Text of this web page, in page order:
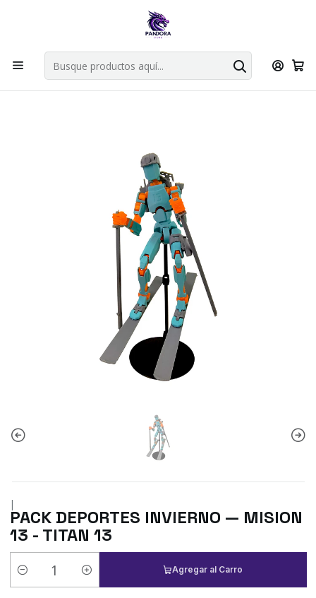
Por compras en cartas singles superiores a 49.990 el envio es
Explorar singles
Inicio Fabrica Pandora Store MISION TITAN 13
PACK DEPORTES INVIERNO — MISION 13 - TITAN 13
|
PACK DEPORTES INVIERNO — MISION
13 - TITAN 13
Cantidad
Agregar al Carro